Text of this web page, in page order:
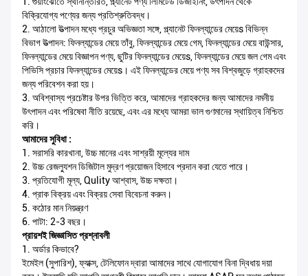
বিক্রিযোগ্য পণ্যের জন্য প্রতিশ্রুতিবদ্ধ।
2. আঠালো উত্পাদন মধ্যে প্রচুর অভিজ্ঞতা সঙ্গে, প্ল্যানেট ফিনল্যান্ডের মেয়েs বিভিন্ন
বিভাগ উত্পাদন: ফিনল্যান্ডের মেয়ে তাঁবু, ফিনল্যান্ডের মেয়ে গেম, ফিনল্যান্ডের মেয়ে বাউন্সার,
ফিনল্যান্ডের মেয়ে বিজ্ঞাপন পণ্য, ছুটির ফিনল্যান্ডের মেয়েs, ফিনল্যান্ডের মেয়ে জল গেম এবং
পিভিসি প্রচার ফিনল্যান্ডের মেয়েs। এই ফিনল্যান্ডের মেয়ে পণ্য সব বিশ্বজুড়ে গ্রাহকদের
জন্য পরিবেশন করা হয়।
3. অবিশ্বাস্য প্রচেষ্টার উপর ভিত্তি করে, আমাদের গ্রাহকদের জন্য আমাদের নমনীয়
উৎপাদন এবং পরিষেবা নীতি রয়েছে, এবং এর মধ্যে আমরা ভাল গুণমানের স্থায়িত্ব নিশ্চিত
করি।
আমাদের সুবিধা :
1. সরাসরি কারখানা, উচ্চ মানের এবং সাশ্রয়ী মূল্যের দাম
2. উচ্চ রেজল্যুশন ডিজিটাল মুদ্রণ প্রয়োজন হিসাবে প্রদান করা যেতে পারে।
3. প্রতিযোগী মূল্য, Qulity আশ্বাস, উচ্চ দক্ষতা।
4. প্রাক বিক্রয় এবং বিক্রয় সেবা বিবেচনা করুন।
5. কঠোর মান নিয়ন্ত্রণ
6. পাটা: 2-3 বছর।
প্রায়শই জিজ্ঞাসিত প্রশ্নাবলী
1. অর্ডার কিভাবে?
ইমেইল (সুপারিশ), ফ্যাক্স, টেলিফোন দ্বারা আমাদের সাথে যোগাযোগ বিনা দ্বিধায় দয়া